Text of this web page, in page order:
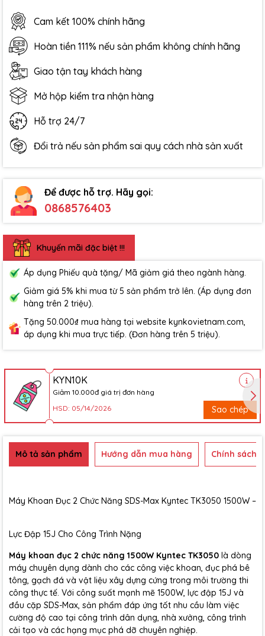
Cam kết 100% chính hãng
Hoàn tiền 111% nếu sản phẩm không chính hãng
Giao tận tay khách hàng
Mở hộp kiểm tra nhận hàng
Hỗ trợ 24/7
Đổi trả nếu sản phẩm sai quy cách nhà sản xuất
Để được hỗ trợ. Hãy gọi:
0868576403
Khuyến mãi đặc biệt !!!
Áp dụng Phiếu quà tặng/ Mã giảm giá theo ngành hàng.
Giảm giá 5% khi mua từ 5 sản phẩm trở lên. (Áp dụng đơn
hàng trên 2 triệu).
Tặng 50.000₫ mua hàng tại website kynkovietnam.com,
áp dụng khi mua trực tiếp. (Đơn hàng trên 5 triệu).
KYN10K
Giảm 10.000đ giá trị đơn hàng
HSD: 05/14/2026
Sao chép
Mô tả sản phẩm Hướng dẫn mua hàng Chính sách
Máy Khoan Đục 2 Chức Năng SDS-Max Kyntec TK3050 1500W –
Lực Đập 15J Cho Công Trình Nặng
Máy khoan đục 2 chức năng 1500W Kyntec TK3050 là dòng
máy chuyên dụng dành cho các công việc khoan, đục phá bê
tông, gạch đá và vật liệu xây dựng cứng trong môi trường thi
công thực tế. Với công suất mạnh mẽ 1500W, lực đập 15J và
đầu cặp SDS-Max, sản phẩm đáp ứng tốt nhu cầu làm việc
cường độ cao tại công trình dân dụng, nhà xưởng, công trình
cải tạo và các hạng mục phá dỡ chuyên nghiệp.